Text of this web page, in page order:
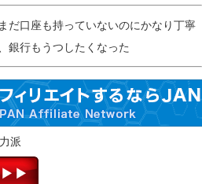
だ口座も持っていないのにかなり丁寧
銀行もうつしたくなった
派